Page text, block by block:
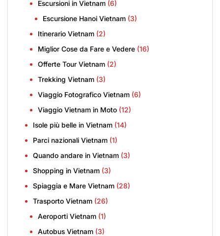
Escursioni in Vietnam (6)
Escursione Hanoi Vietnam (3)
Itinerario Vietnam (2)
Miglior Cose da Fare e Vedere (16)
Offerte Tour Vietnam (2)
Trekking Vietnam (3)
Viaggio Fotografico Vietnam (6)
Viaggio Vietnam in Moto (12)
Isole più belle in Vietnam (14)
Parci nazionali Vietnam (1)
Quando andare in Vietnam (3)
Shopping in Vietnam (3)
Spiaggia e Mare Vietnam (28)
Trasporto Vietnam (26)
Aeroporti Vietnam (1)
Autobus Vietnam (3)